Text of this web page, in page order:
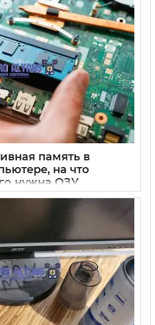
память в
на что
нужна ОЗУ